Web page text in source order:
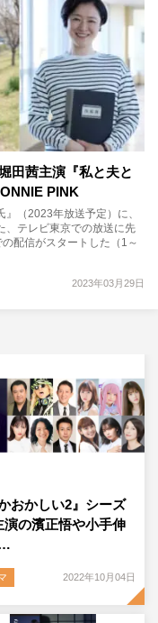
田茜主演『私と夫と
PINK
（2023年放送予定）に、
、テレビ東京での放送に先
配信がスタートした（1～
2023年03月29日
かおかしい2』シーズ
演の濱正悟や小手伸
2022年10月04日